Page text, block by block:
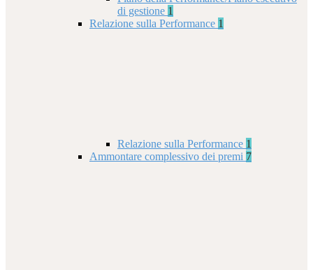
di gestione 1
Relazione sulla Performance 1
Relazione sulla Performance 1
Ammontare complessivo dei premi 7